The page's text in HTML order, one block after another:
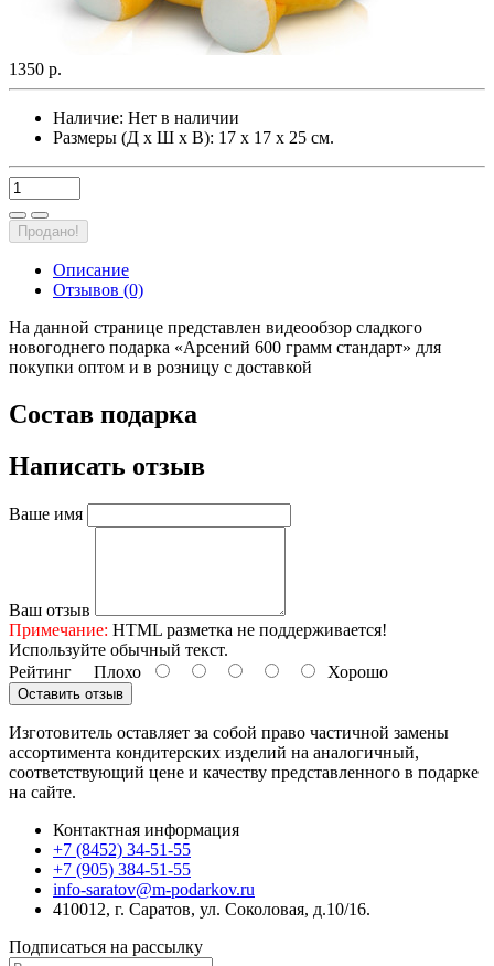
1350 р.
Наличие: Нет в наличии
Размеры (Д х Ш х В): 17 х 17 х 25 см.
Продано!
Описание
Отзывов (0)
На данной странице представлен видеообзор сладкого
новогоднего подарка «Арсений 600 грамм стандарт» для
покупки оптом и в розницу с доставкой
Состав подарка
Написать отзыв
Ваше имя
Ваш отзыв
Примечание: HTML разметка не поддерживается!
Используйте обычный текст.
Рейтинг Плохо Хорошо
Оставить отзыв
Изготовитель оставляет за собой право частичной замены
ассортимента кондитерских изделий на аналогичный,
соответствующий цене и качеству представленного в подарке
на сайте.
Контактная информация
+7 (8452) 34-51-55
+7 (905) 384-51-55
info-saratov@m-podarkov.ru
410012, г. Саратов, ул. Соколовая, д.10/16.
Подписаться на рассылку